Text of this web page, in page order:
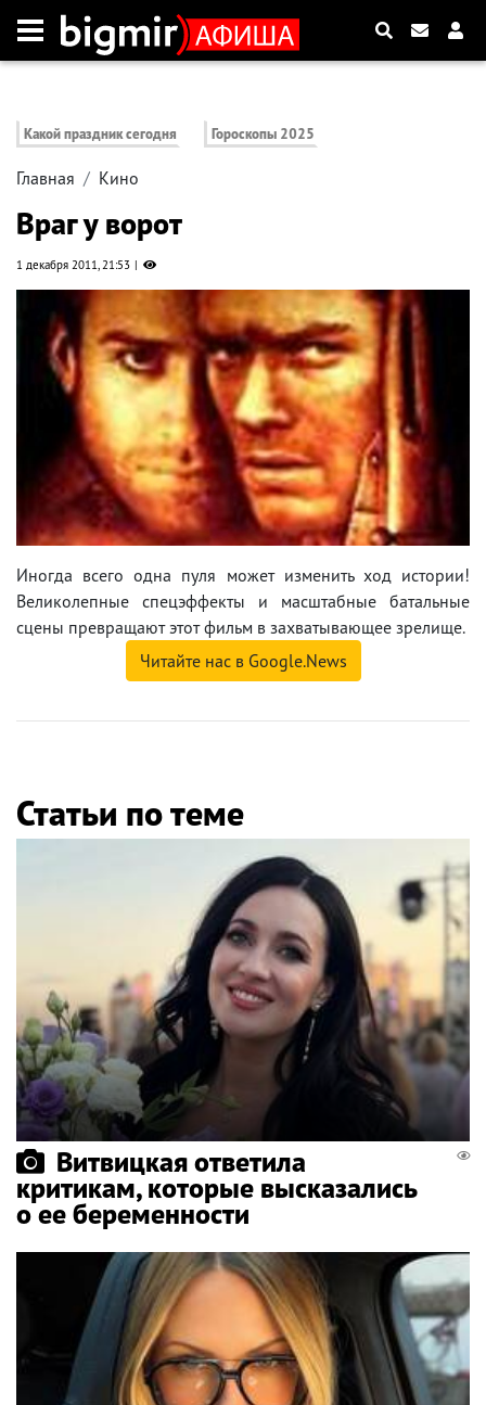
Какой праздник сегодня Гороскопы 2025
Главная Кино
Враг у ворот
1 декабря 2011, 21:53
Иногда всего одна пуля может изменить ход истории!
Великолепные спецэффекты и масштабные батальные
сцены превращают этот фильм в захватывающее зрелище.
Читайте нас в Google.News
Статьи по теме
Витвицкая ответила
критикам, которые высказались
о ее беременности